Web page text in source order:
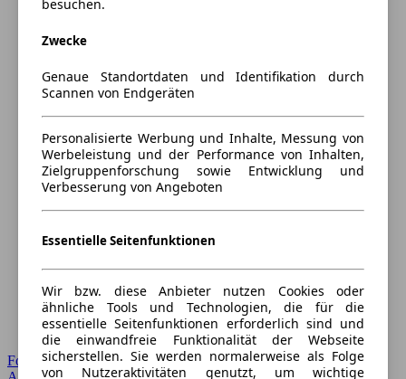
Forum Startseite
besuchen.
Zwecke
Genaue Standortdaten und Identifikation durch
Scannen von Endgeräten
Personalisierte Werbung und Inhalte, Messung von
Werbeleistung und der Performance von Inhalten,
Zielgruppenforschung sowie Entwicklung und
Verbesserung von Angeboten
Essentielle Seitenfunktionen
Wir bzw. diese Anbieter nutzen Cookies oder
ähnliche Tools und Technologien, die für die
essentielle Seitenfunktionen erforderlich sind und
die einwandfreie Funktionalität der Webseite
sicherstellen. Sie werden normalerweise als Folge
von Nutzeraktivitäten genutzt, um wichtige